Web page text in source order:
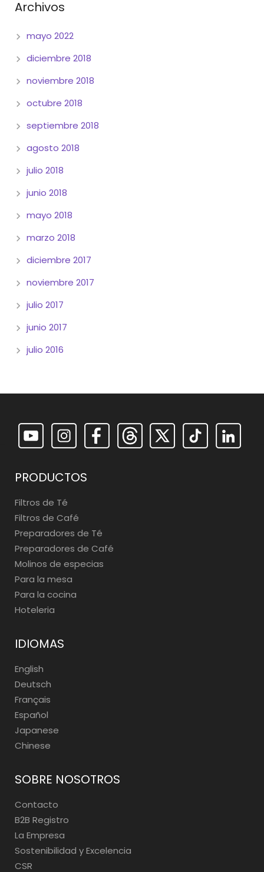
Archivos
mayo 2022
diciembre 2018
noviembre 2018
octubre 2018
septiembre 2018
agosto 2018
julio 2018
junio 2018
mayo 2018
marzo 2018
diciembre 2017
noviembre 2017
julio 2017
junio 2017
julio 2016
PRODUCTOS
Filtros de Té
Filtros de Café
Preparadores de Té
Preparadores de Café
Molinos de especias
Para la mesa
Para la cocina
Hoteleria
IDIOMAS
English
Deutsch
Français
Español
Japanese
Chinese
SOBRE NOSOTROS
Contacto
B2B Registro
La Empresa
Sostenibilidad y Excelencia
CSR